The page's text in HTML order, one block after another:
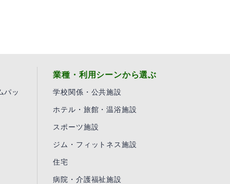
パッ
業種・利用シーンから選ぶ
学校関係・公共施設
ホテル・旅館・温浴施設
スポーツ施設
ジム・フィットネス施設
住宅
病院・介護福祉施設